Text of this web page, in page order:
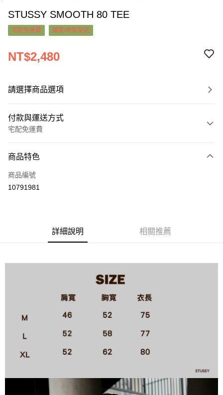
STUSSY SMOOTH 80 TEE
宅配免運費 國家/地區配送
NT$2,480
請選擇商品選項
付款與運送方式
宅配免運費
信用卡一次付款
超商取貨付款
每筆NT$60，滿NT$1,000(含以上)免運費
新竹物流宅配
每筆NT$80，滿NT$1,000(含以上)免運費
宅配(自取)
付款後門市自取
商品特色
商品編號
10791981
詳細說明 相關推薦